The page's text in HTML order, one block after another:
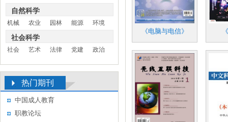
自然科学
机械 农业 园林 能源 环境
社会科学
社会 艺术 法律 党建 政治
热门期刊
中国成人教育
职教论坛
《电脑与电信》